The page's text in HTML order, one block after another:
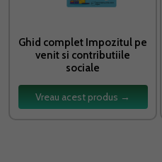
Ghid complet Impozitul pe
venit si contributiile
sociale
Vreau acest produs →